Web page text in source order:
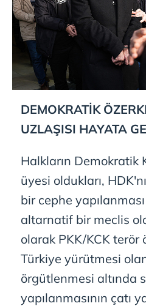
DEMOKRATİK
UZLAŞISI HAYATA
Halkların Demokratik
üyesi oldukları,
bir cephe
altarnatif bir meclis
olarak PKK/KCK terör
Türkiye yürütmesi
örgütlenmesi altında
yapılanmasının çatı